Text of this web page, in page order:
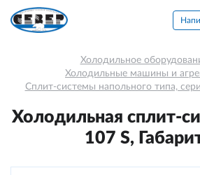
Холодильное
Холодильные машины и
Сплит-системы напольного типа,
Холодильная сплит-
107 S,